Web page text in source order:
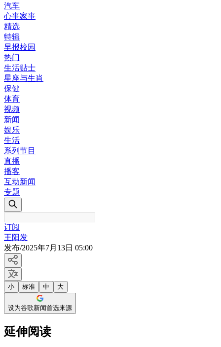
汽车
心事家事
精选
特辑
早报校园
热门
生活贴士
星座与生肖
保健
体育
视频
新闻
娱乐
生活
系列节目
直播
播客
互动新闻
专题
订阅
王阳发
发布/2025年7月13日 05:00
小 标准 中 大
设为谷歌新闻首选来源
延伸阅读